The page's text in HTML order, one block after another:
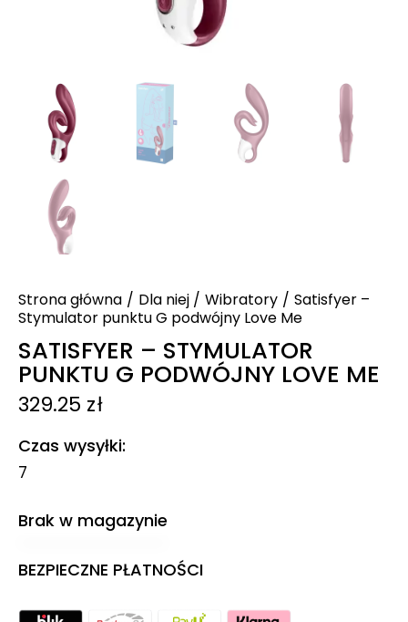
Strona główna Dla niej Wibratory
Satisfyer –
Stymulator punktu G podwójny Love Me
SATISFYER – STYMULATOR
PUNKTU G PODWÓJNY LOVE ME
329.25 zł
Czas wysyłki
7
Brak w magazynie
BEZPIECZNE PŁATNOŚCI